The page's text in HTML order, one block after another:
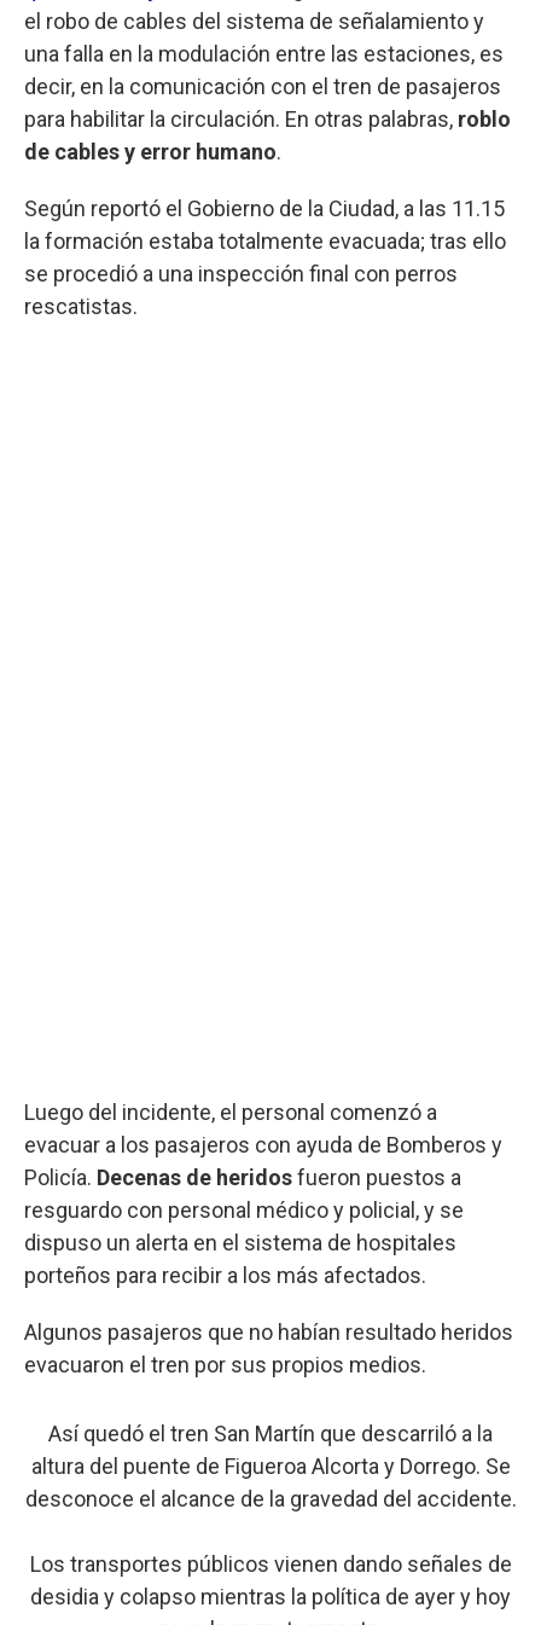
el robo de cables del sistema de señalamiento y
una falla en la modulación entre las estaciones, es
decir, en la comunicación con el tren de pasajeros
para habilitar la circulación. En otras palabras, roblo
de cables y error humano.
Según reportó el Gobierno de la Ciudad, a las 11.15
la formación estaba totalmente evacuada; tras ello
se procedió a una inspección final con perros
rescatistas.
Luego del incidente, el personal comenzó a
evacuar a los pasajeros con ayuda de Bomberos y
Policía. Decenas de heridosfueron puestos a
resguardo con personal médico y policial, y se
dispuso un alerta en el sistema de hospitales
porteños para recibir a los más afectados.
Algunos pasajeros que no habían resultado heridos
evacuaron el tren por sus propios medios.
Así quedó el tren San Martín que descarriló a la
altura del puente de Figueroa Alcorta y Dorrego. Se
desconoce el alcance de la gravedad del accidente.
Los transportes públicos vienen dando señales de
desidia y colapso mientras la política de ayer y hoy